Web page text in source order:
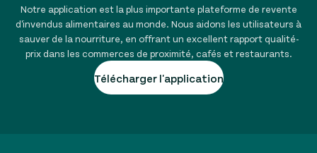
Notre application est la plus importante plateforme de revente
d'invendus alimentaires au monde. Nous aidons les utilisateurs à
sauver de la nourriture, en offrant un excellent rapport qualité-
prix dans les commerces de proximité, cafés et restaurants.
Télécharger l'application